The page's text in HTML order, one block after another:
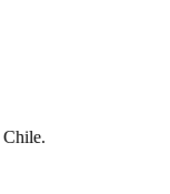
Chile.